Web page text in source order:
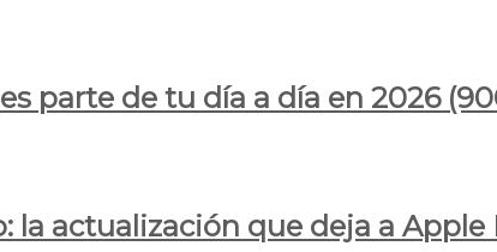
parte de tu día a día en 2026
actualización que deja a Apple